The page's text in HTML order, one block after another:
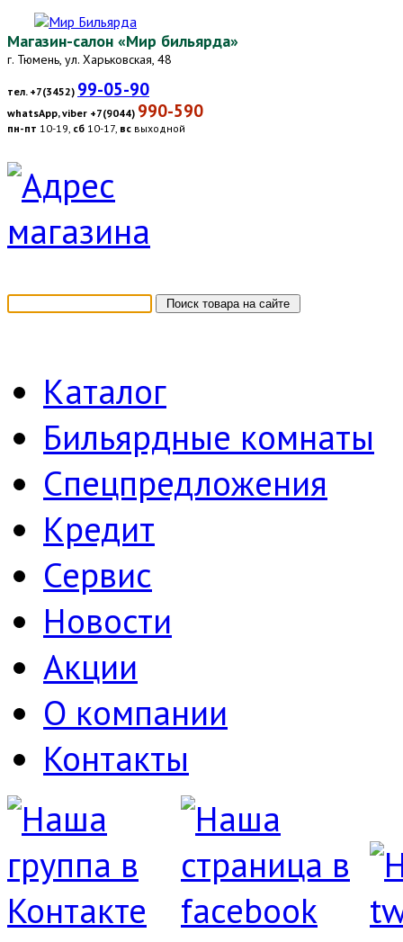
Магазин-салон «Мир бильярда»
г. Тюмень, ул. Харьковская, 48
тел. +7(3452) 99-05-90
whatsApp, viber +7(9044) 990-590
пн-пт 10-19, сб 10-17, вс выходной
Каталог
Бильярдные комнаты
Спецпредложения
Кредит
Сервис
Новости
Акции
О компании
Контакты